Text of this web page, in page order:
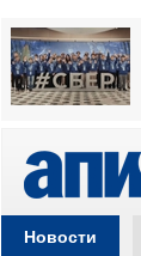
Новости